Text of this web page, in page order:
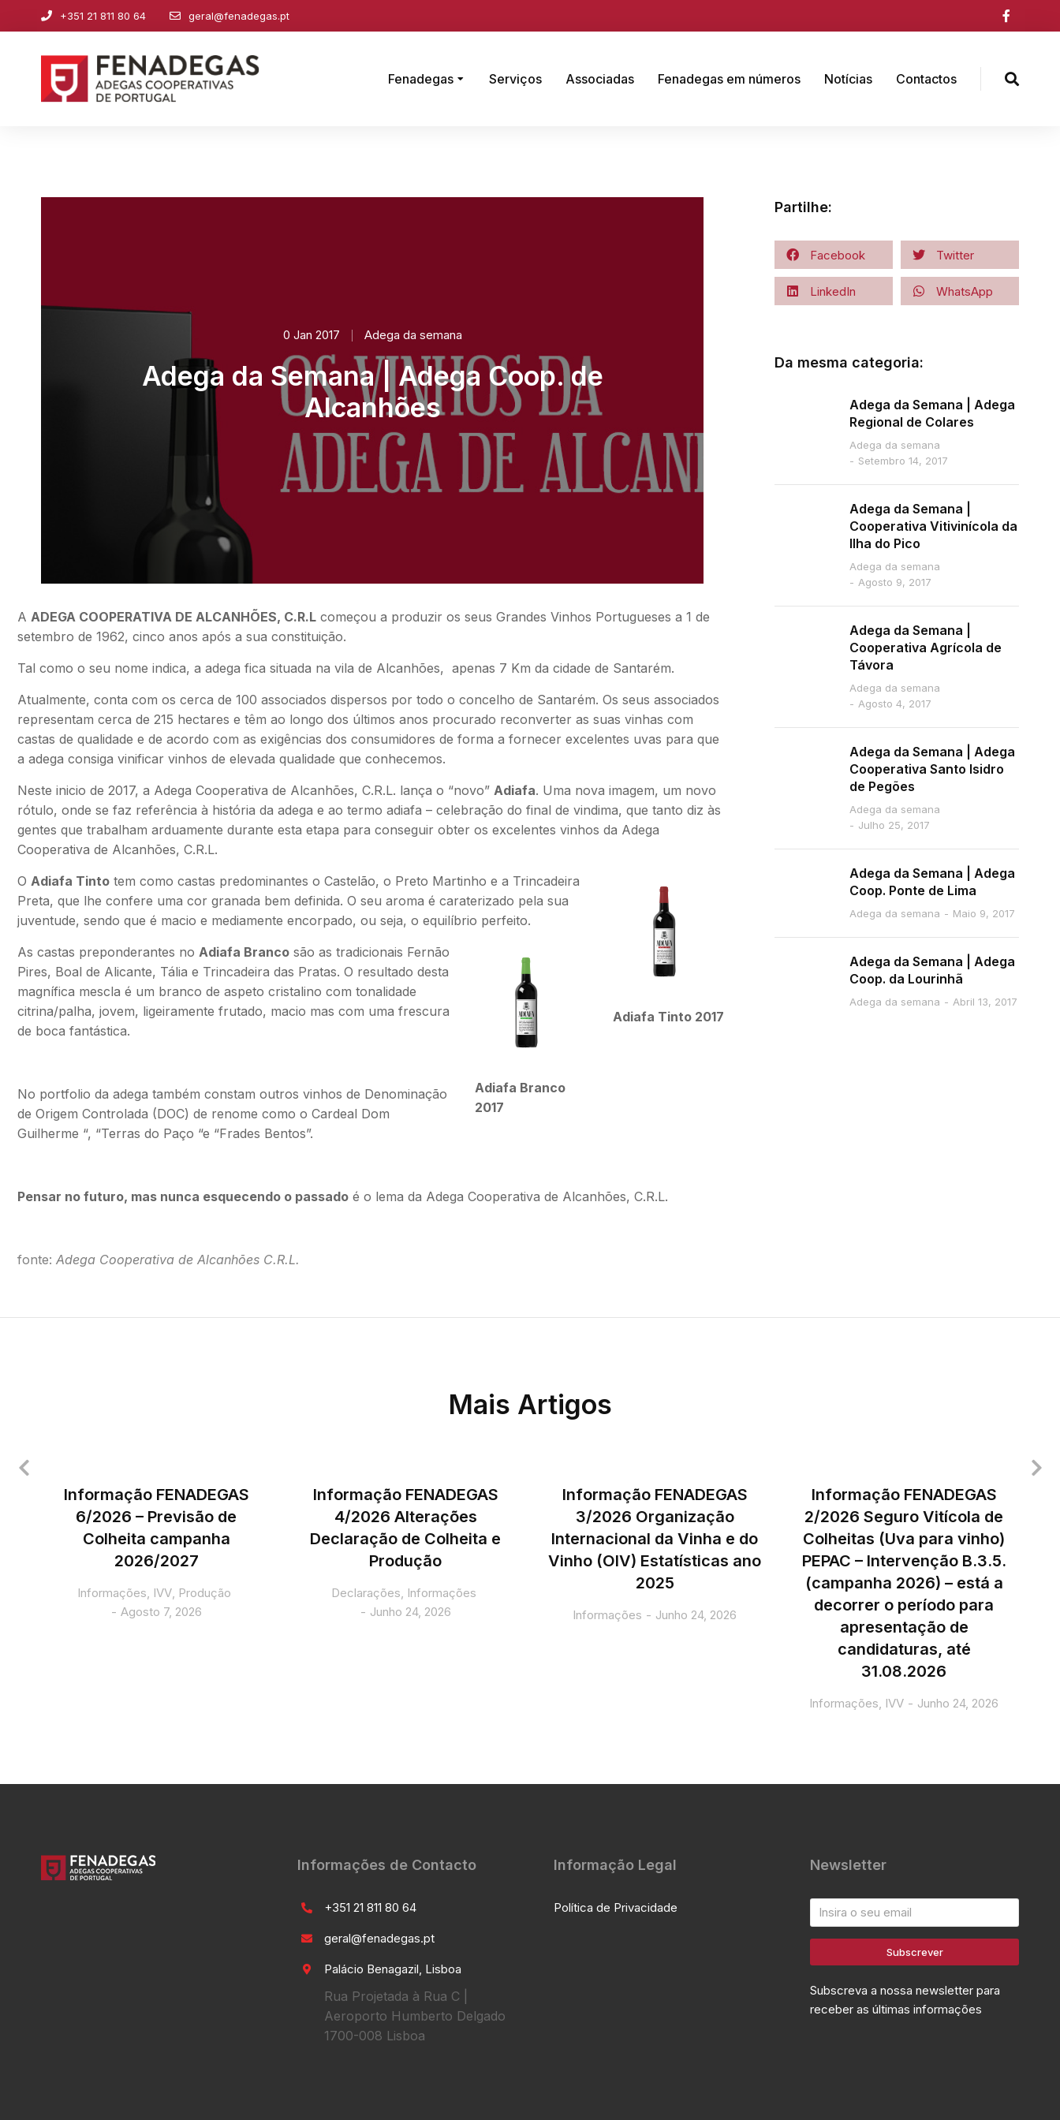
+351 21 811 80 64 geral@fenadegas.pt
Fenadegas Serviços Associadas Fenadegas em números Notícias Contactos
0 Jan 2017 Adega da semana
Adega da Semana | Adega Coop. de
Alcanhões
A ADEGA COOPERATIVA DE ALCANHÕES, C.R.L começou a produzir os seus Grandes Vinhos Portugueses a 1 de
setembro de 1962, cinco anos após a sua constituição.
Tal como o seu nome indica, a adega fica situada na vila de Alcanhões, apenas 7 Km da cidade de Santarém.
Atualmente, conta com os cerca de 100 associados dispersos por todo o concelho de Santarém. Os seus associados
representam cerca de 215 hectares e têm ao longo dos últimos anos procurado reconverter as suas vinhas com
castas de qualidade e de acordo com as exigências dos consumidores de forma a fornecer excelentes uvas para que
a adega consiga vinificar vinhos de elevada qualidade que conhecemos.
Neste inicio de 2017, a Adega Cooperativa de Alcanhões, C.R.L. lança o “novo” Adiafa. Uma nova imagem, um novo
rótulo, onde se faz referência à história da adega e ao termo adiafa – celebração do final de vindima, que tanto diz às
gentes que trabalham arduamente durante esta etapa para conseguir obter os excelentes vinhos da Adega
Cooperativa de Alcanhões, C.R.L.
Adiafa Tinto 2017
O Adiafa Tinto tem como castas predominantes o Castelão, o Preto Martinho e a Trincadeira
Preta, que lhe confere uma cor granada bem definida. O seu aroma é caraterizado pela sua
juventude, sendo que é macio e mediamente encorpado, ou seja, o equilíbrio perfeito.
Adiafa Branco
2017
As castas preponderantes no Adiafa Branco são as tradicionais Fernão
Pires, Boal de Alicante, Tália e Trincadeira das Pratas. O resultado desta
magnífica mescla é um branco de aspeto cristalino com tonalidade
citrina/palha, jovem, ligeiramente frutado, macio mas com uma frescura
de boca fantástica.
No portfolio da adega também constam outros vinhos de Denominação
de Origem Controlada (DOC) de renome como o Cardeal Dom
Guilherme “, “Terras do Paço “e “Frades Bentos”.
Pensar no futuro, mas nunca esquecendo o passado é o lema da Adega Cooperativa de Alcanhões, C.R.L.
fonte: Adega Cooperativa de Alcanhões C.R.L.
Partilhe:
Facebook Twitter
LinkedIn WhatsApp
Da mesma categoria:
Adega da Semana | Adega
Regional de Colares
Adega da semana
Setembro 14, 2017
Adega da Semana |
Cooperativa Vitivinícola da
Ilha do Pico
Adega da semana
Agosto 9, 2017
Adega da Semana |
Cooperativa Agrícola de
Távora
Adega da semana
Agosto 4, 2017
Adega da Semana | Adega
Cooperativa Santo Isidro
de Pegões
Adega da semana
Julho 25, 2017
Adega da Semana | Adega
Coop. Ponte de Lima
Adega da semana Maio 9, 2017
Adega da Semana | Adega
Coop. da Lourinhã
Adega da semana Abril 13, 2017
Mais Artigos
Informação FENADEGAS
6/2026 – Previsão de
Colheita campanha
2026/2027
Informações, IVV, Produção
Agosto 7, 2026
Informação FENADEGAS
4/2026 Alterações
Declaração de Colheita e
Produção
Declarações, Informações
Junho 24, 2026
Informação FENADEGAS
3/2026 Organização
Internacional da Vinha e do
Vinho (OIV) Estatísticas ano
2025
Informações Junho 24, 2026
Informação FENADEGAS
2/2026 Seguro Vitícola de
Colheitas (Uva para vinho)
PEPAC – Intervenção B.3.5.
(campanha 2026) – está a
decorrer o período para
apresentação de
candidaturas, até
31.08.2026
Informações, IVV Junho 24, 2026
Informações de Contacto
+351 21 811 80 64
geral@fenadegas.pt
Palácio Benagazil, Lisboa
Rua Projetada à Rua C |
Aeroporto Humberto Delgado
1700-008 Lisboa
Informação Legal
Política de Privacidade
Newsletter
Subscrever
Subscreva a nossa newsletter para
receber as últimas informações